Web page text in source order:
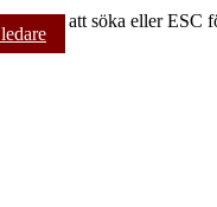
för att söka eller ESC